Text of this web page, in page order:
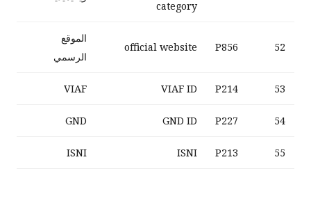
category
52
P856
official website
الموقع
الرسمي
53
P214
VIAF ID
VIAF
54
P227
GND ID
GND
55
P213
ISNI
ISNI